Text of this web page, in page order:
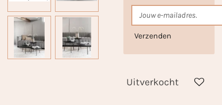
Verzenden
Uitverkocht